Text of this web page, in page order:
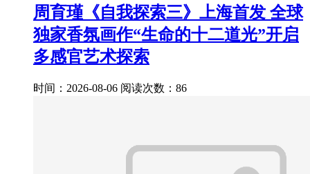
周育瑾《自我探索三》上海首发 全球
独家香氛画作“生命的十二道光”开启
多感官艺术探索
时间：2026-08-06 阅读次数：86